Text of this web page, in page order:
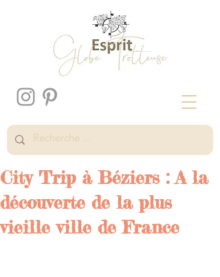
City Trip à Béziers : A la
découverte de la plus
vieille ville de France